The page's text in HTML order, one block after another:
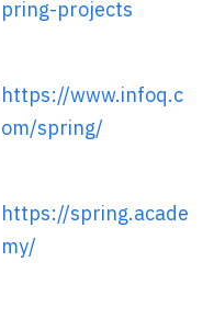
pring-projects
https://www.infoq.c
om/spring/
https://spring.acade
my/